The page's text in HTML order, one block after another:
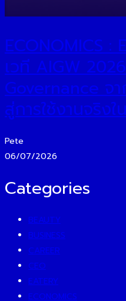
ECONOMICS :
เวที AIGW
Governance จ
สู่การใช้งานจริงใ
Pete
06/07/2026
Categories
BEAUTY
BUSINESS
CAREER
CEO
EATERY
ECONOMICS